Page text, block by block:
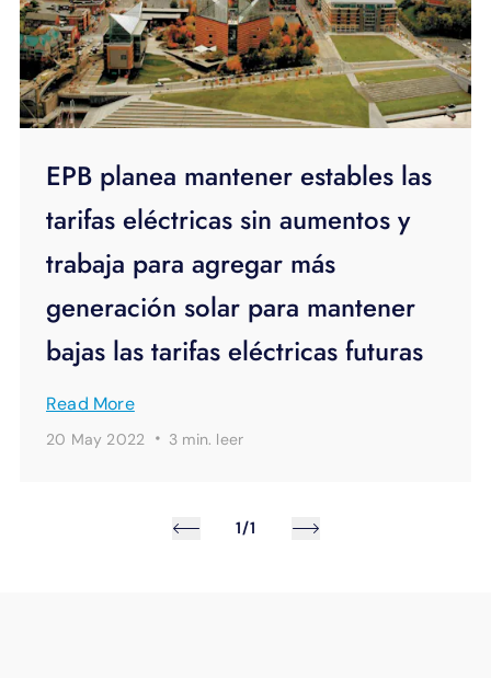
EPB planea mantener estables las
tarifas eléctricas sin aumentos y
trabaja para agregar más
generación solar para mantener
bajas las tarifas eléctricas futuras
Read More
20 May 2022 · 3 min. leer
1/1